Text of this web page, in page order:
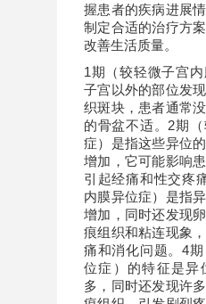
握患者的疾病进展
制定合适的治疗方
改善生活质量。
1期（较轻微子宫
子宫以外的部位发
织斑块，患者通常
的骨盆不适。2期
症）是指这些异位
增加，它可能影响
引起经痛和性交疼
内膜异位症）是指
增加，同时还发现
痕组织和粘连现象
痛和消化问题。4
位症）的特征是异
多，同时还发现许